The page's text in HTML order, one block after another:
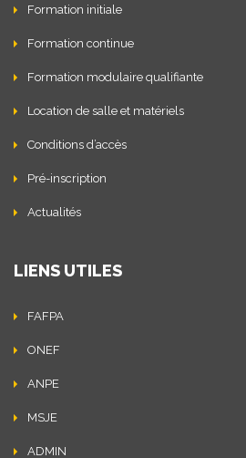
Formation initiale
Formation continue
Formation modulaire qualifiante
Location de salle et matériels
Conditions d’accès
Pré-inscription
Actualités
LIENS UTILES
FAFPA
ONEF
ANPE
MSJE
ADMIN